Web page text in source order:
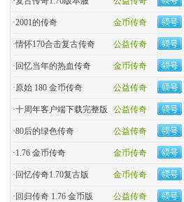
金币传奇
·2001的传奇
公益传奇
·情怀170合击复古传奇
金币传奇
· 回忆当年的热血传奇
公益传奇
·原始 180 金币传奇
公益传奇
·十周年客户端下载完整版
公益传奇
·80后的绿色传奇
金币传奇
·1.76 金币传奇
金币传奇
· 回忆传奇1.70复古版
公益传奇
· 回归传奇 1.76 金币版